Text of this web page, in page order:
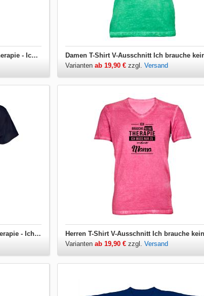
Damen T-Shirt Ich brauche keine Therapie - Ich muss nur zu meiner Mama
Varianten ab 19,90 €zzgl. Versand
Herren T-Shirt Ich brauche keine Therapie - Ich muss nur zu meiner Mama
Varianten ab 19,90 €zzgl. Versand